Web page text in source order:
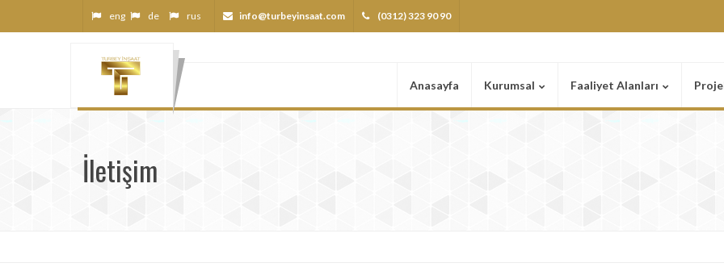
eng de rus info@turbeyinsaat.com (0312) 323 90 90
Anasayfa Kurumsal Faaliyet Alanları
İletişim